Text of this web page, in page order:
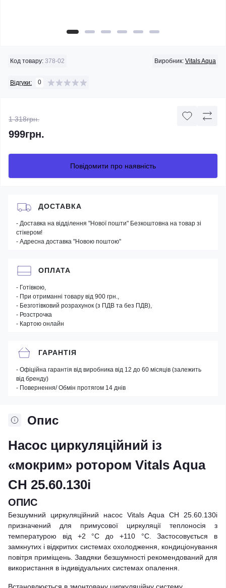
Код товару: 378-02 Виробник: Vitals Aqua
Відгуки: 0
1 318грн.
999грн.
Повідомити про наявність
Опис
Насос циркуляційний із
«мокрим» ротором Vitals Aqua
CH 25.60.130i
ОПИС
Безшумний циркуляційний насос Vitals Aqua CH 25.60.130i
призначений для примусової циркуляції теплоносія з
температурою від +2 °С до +110 °С. Застосовується в
замкнутих і відкритих системах охолодження, кондиціонування
повітря приміщень. Завдяки безшумності рекомендований для
використання в індивідуальних системах опалення.
Встановлюється в змонтовану циркуляційну систему.
ДОСТАВКА
- Доставка на відділення "Нової пошти" Безкоштовна на товар зі
стікером!
- Адресна доставка "Новою поштою"
ОПЛАТА
- Готівкою,
- При отриманні товару від 900 грн.,
- Безготівковий розрахунок (з ПДВ та без ПДВ),
- Розстрочка
- Картою онлайн
ГАРАНТІЯ
- Офіційна гарантія від виробника від 12 до 60 місяців (залежить
від бренду)
- Повернення/ Обмін протягом 14 днів